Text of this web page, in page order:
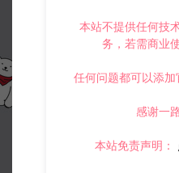
本站不提供任何技
务，若需商业
任何问题都可以添加
感谢一
本站免责声明：